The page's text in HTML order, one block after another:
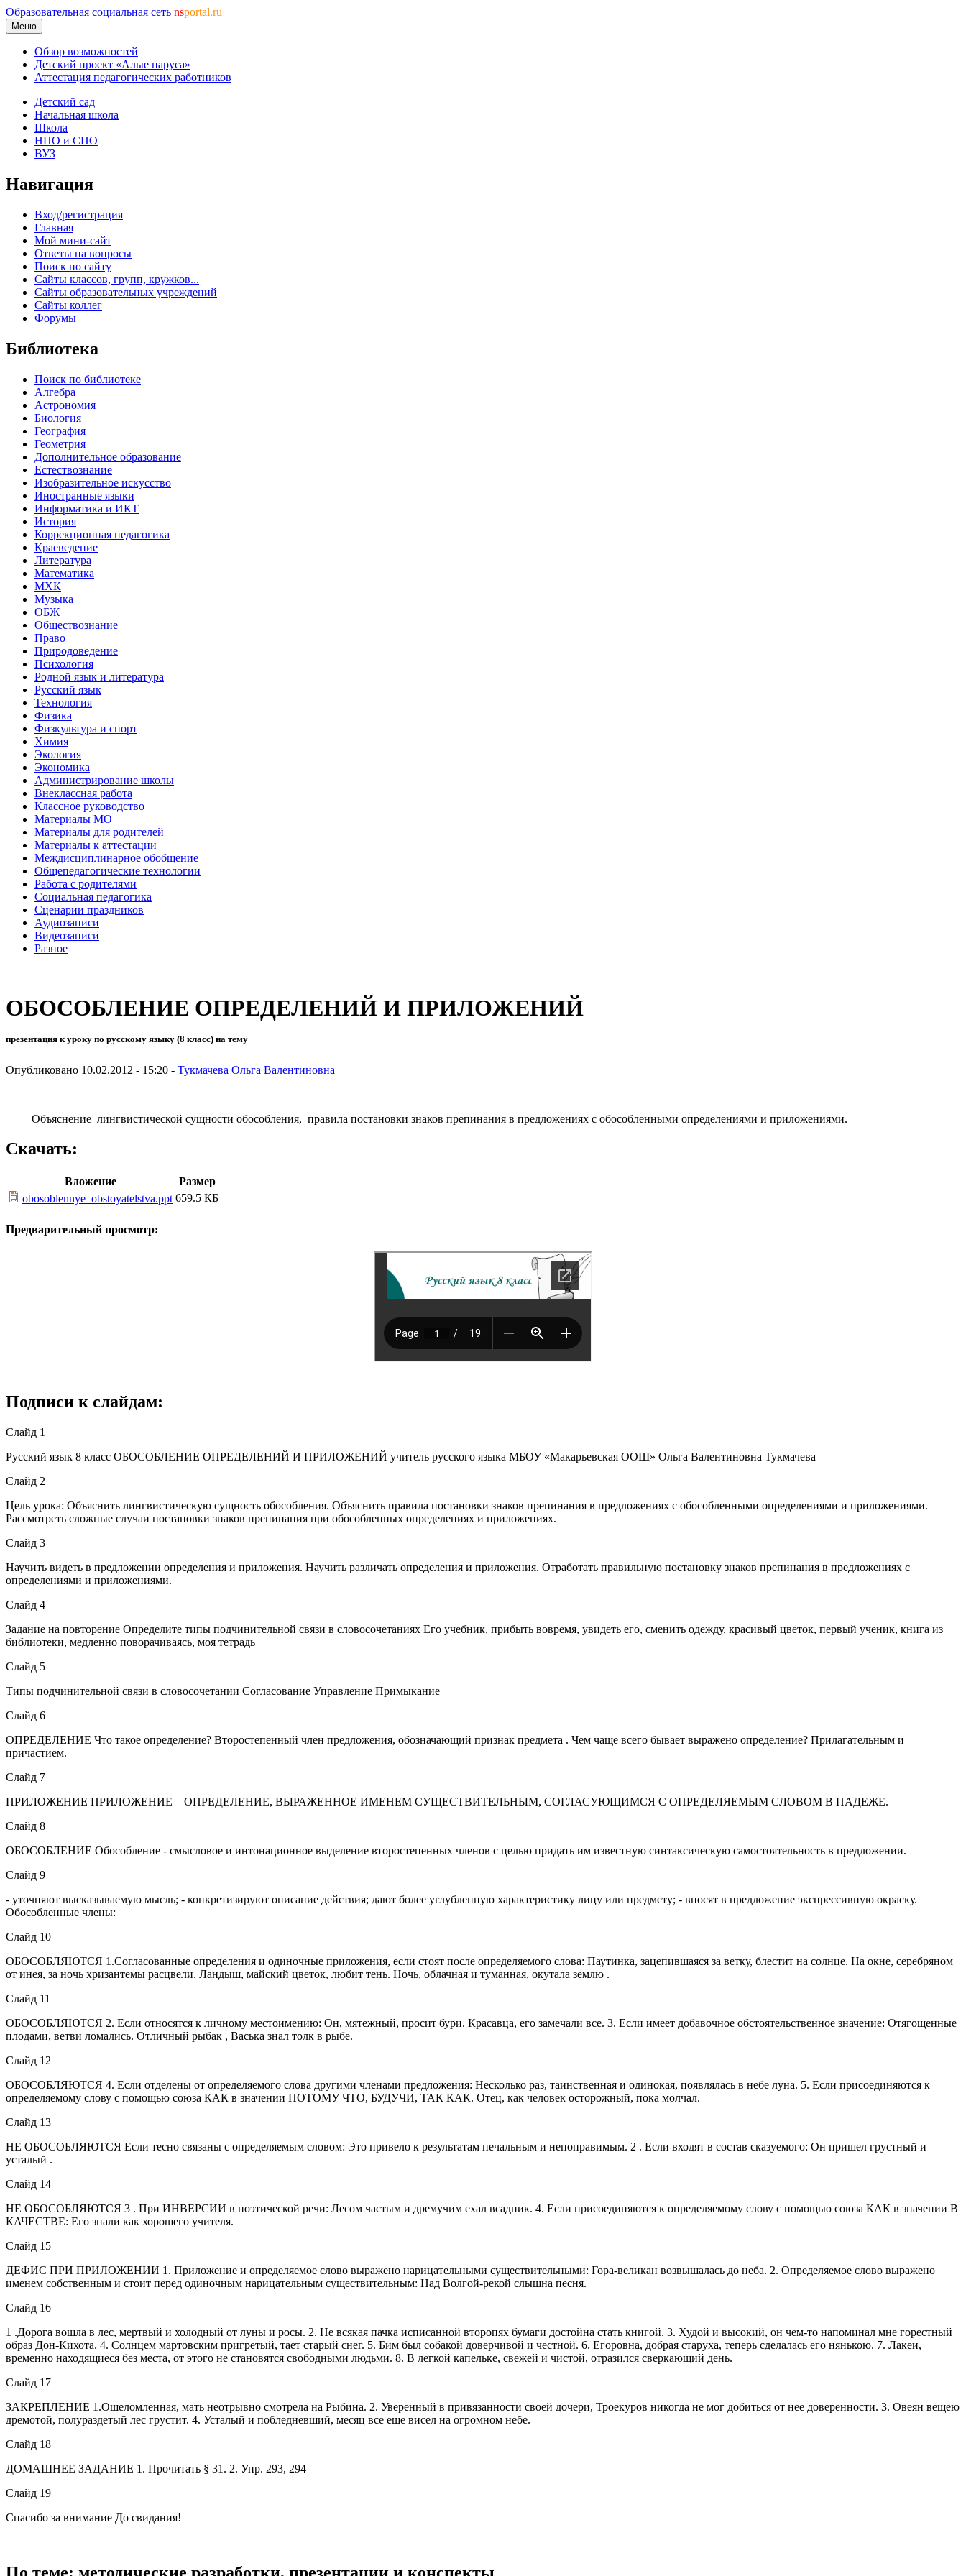
Образовательная социальная сеть nsportal.ru
Меню
Обзор возможностей
Детский проект «Алые паруса»
Аттестация педагогических работников
Детский сад
Начальная школа
Школа
НПО и СПО
ВУЗ
Навигация
Вход/регистрация
Главная
Мой мини-сайт
Ответы на вопросы
Поиск по сайту
Сайты классов, групп, кружков...
Сайты образовательных учреждений
Сайты коллег
Форумы
Библиотека
Поиск по библиотеке
Алгебра
Астрономия
Биология
География
Геометрия
Дополнительное образование
Естествознание
Изобразительное искусство
Иностранные языки
Информатика и ИКТ
История
Коррекционная педагогика
Краеведение
Литература
Математика
МХК
Музыка
ОБЖ
Обществознание
Право
Природоведение
Психология
Родной язык и литература
Русский язык
Технология
Физика
Физкультура и спорт
Химия
Экология
Экономика
Администрирование школы
Внеклассная работа
Классное руководство
Материалы МО
Материалы для родителей
Материалы к аттестации
Междисциплинарное обобщение
Общепедагогические технологии
Работа с родителями
Социальная педагогика
Сценарии праздников
Аудиозаписи
Видеозаписи
Разное
ОБОСОБЛЕНИЕ ОПРЕДЕЛЕНИЙ И ПРИЛОЖЕНИЙ
презентация к уроку по русскому языку (8 класс) на тему
Опубликовано 10.02.2012 - 15:20 - Тукмачева Ольга Валентиновна
Объяснение лингвистической сущности обособления, правила постановки знаков препинания в предложениях с обособленными определениями и приложениями.
Скачать:
Вложение
Размер
obosoblennye_obstoyatelstva.ppt 659.5 КБ
Предварительный просмотр:
Подписи к слайдам:
Слайд 1
Русский язык 8 класс ОБОСОБЛЕНИЕ ОПРЕДЕЛЕНИЙ И ПРИЛОЖЕНИЙ учитель русского языка МБОУ «Макарьевская ООШ» Ольга Валентиновна Тукмачева
Слайд 2
Цель урока: Объяснить лингвистическую сущность обособления. Объяснить правила постановки знаков препинания в предложениях с обособленными определениями и приложениями.
Рассмотреть сложные случаи постановки знаков препинания при обособленных определениях и приложениях.
Слайд 3
Научить видеть в предложении определения и приложения. Научить различать определения и приложения. Отработать правильную постановку знаков препинания в предложениях с
определениями и приложениями.
Слайд 4
Задание на повторение Определите типы подчинительной связи в словосочетаниях Его учебник, прибыть вовремя, увидеть его, сменить одежду, красивый цветок, первый ученик, книга из
библиотеки, медленно поворачиваясь, моя тетрадь
Слайд 5
Типы подчинительной связи в словосочетании Согласование Управление Примыкание
Слайд 6
ОПРЕДЕЛЕНИЕ Что такое определение? Второстепенный член предложения, обозначающий признак предмета . Чем чаще всего бывает выражено определение? Прилагательным и
причастием.
Слайд 7
ПРИЛОЖЕНИЕ ПРИЛОЖЕНИЕ – ОПРЕДЕЛЕНИЕ, ВЫРАЖЕННОЕ ИМЕНЕМ СУЩЕСТВИТЕЛЬНЫМ, СОГЛАСУЮЩИМСЯ С ОПРЕДЕЛЯЕМЫМ СЛОВОМ В ПАДЕЖЕ.
Слайд 8
ОБОСОБЛЕНИЕ Обособление - смысловое и интонационное выделение второстепенных членов с целью придать им известную синтаксическую самостоятельность в предложении.
Слайд 9
- уточняют высказываемую мысль; - конкретизируют описание действия; дают более углубленную характеристику лицу или предмету; - вносят в предложение экспрессивную окраску.
Обособленные члены:
Слайд 10
ОБОСОБЛЯЮТСЯ 1.Согласованные определения и одиночные приложения, если стоят после определяемого слова: Паутинка, зацепившаяся за ветку, блестит на солнце. На окне, серебряном
от инея, за ночь хризантемы расцвели. Ландыш, майский цветок, любит тень. Ночь, облачная и туманная, окутала землю .
Слайд 11
ОБОСОБЛЯЮТСЯ 2. Если относятся к личному местоимению: Он, мятежный, просит бури. Красавца, его замечали все. 3. Если имеет добавочное обстоятельственное значение: Отягощенные
плодами, ветви ломались. Отличный рыбак , Васька знал толк в рыбе.
Слайд 12
ОБОСОБЛЯЮТСЯ 4. Если отделены от определяемого слова другими членами предложения: Несколько раз, таинственная и одинокая, появлялась в небе луна. 5. Если присоединяются к
определяемому слову с помощью союза КАК в значении ПОТОМУ ЧТО, БУДУЧИ, ТАК КАК. Отец, как человек осторожный, пока молчал.
Слайд 13
НЕ ОБОСОБЛЯЮТСЯ Если тесно связаны с определяемым словом: Это привело к результатам печальным и непоправимым. 2 . Если входят в состав сказуемого: Он пришел грустный и
усталый .
Слайд 14
НЕ ОБОСОБЛЯЮТСЯ 3 . При ИНВЕРСИИ в поэтической речи: Лесом частым и дремучим ехал всадник. 4. Если присоединяются к определяемому слову с помощью союза КАК в значении В
КАЧЕСТВЕ: Его знали как хорошего учителя.
Слайд 15
ДЕФИС ПРИ ПРИЛОЖЕНИИ 1. Приложение и определяемое слово выражено нарицательными существительными: Гора-великан возвышалась до неба. 2. Определяемое слово выражено
именем собственным и стоит перед одиночным нарицательным существительным: Над Волгой-рекой слышна песня.
Слайд 16
1 .Дорога вошла в лес, мертвый и холодный от луны и росы. 2. Не всякая пачка исписанной второпях бумаги достойна стать книгой. 3. Худой и высокий, он чем-то напоминал мне горестный
образ Дон-Кихота. 4. Солнцем мартовским пригретый, тает старый снег. 5. Бим был собакой доверчивой и честной. 6. Егоровна, добрая старуха, теперь сделалась его нянькою. 7. Лакеи,
временно находящиеся без места, от этого не становятся свободными людьми. 8. В легкой капельке, свежей и чистой, отразился сверкающий день.
Слайд 17
ЗАКРЕПЛЕНИЕ 1.Ошеломленная, мать неотрывно смотрела на Рыбина. 2. Уверенный в привязанности своей дочери, Троекуров никогда не мог добиться от нее доверенности. 3. Овеян вещею
дремотой, полураздетый лес грустит. 4. Усталый и побледневший, месяц все еще висел на огромном небе.
Слайд 18
ДОМАШНЕЕ ЗАДАНИЕ 1. Прочитать § 31. 2. Упр. 293, 294
Слайд 19
Спасибо за внимание До свидания!
По теме: методические разработки, презентации и конспекты